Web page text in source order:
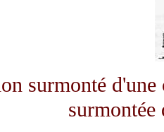
surmonté
surmontée